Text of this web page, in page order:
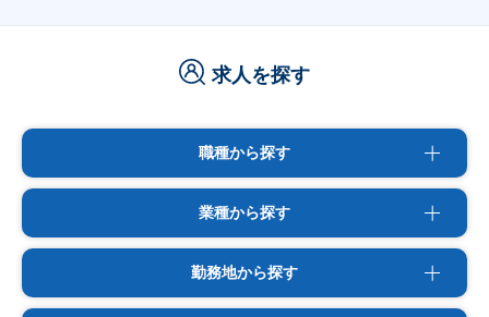
求人を探す
職種から探す
業種から探す
勤務地から探す